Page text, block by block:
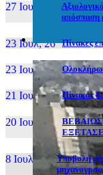
27 Ιουν, 26
απόσπαση
23 Ιουλ, 26 Πίνακες
23 Ιουλ, 26
21 Ιουλ, 26 Πίνακας
20 Ιουλ, 26
8 Ιουλ, 26
Υποβολή